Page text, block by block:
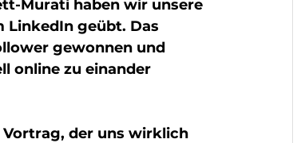
Murati haben wir unsere
LinkedIn geübt. Das
gewonnen und
online zu einander
der uns wirklich